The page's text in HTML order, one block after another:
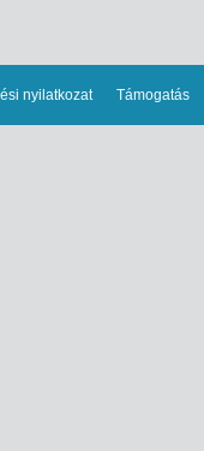
nyilatkozat Támogatás